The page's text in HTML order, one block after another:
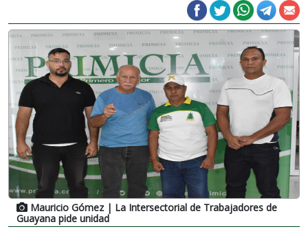
Mauricio Gómez | La Intersectorial de Trabajadores de
Guayana pide unidad